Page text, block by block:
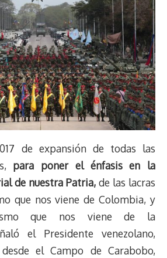
de expansión de todas las
para poner el énfasis en la
de nuestra Patria, de las lacras
que nos viene de Colombia, y
que nos viene de la
el Presidente venezolano,
el Campo de Carabobo,